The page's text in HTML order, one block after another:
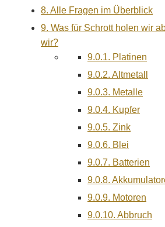
8. Alle Fragen im Überblick
9. Was für Schrott holen wir
wir?
9.0.1. Platinen
9.0.2. Altmetall
9.0.3. Metalle
9.0.4. Kupfer
9.0.5. Zink
9.0.6. Blei
9.0.7. Batterien
9.0.8.
9.0.9. Motoren
9.0.10. Abbruch